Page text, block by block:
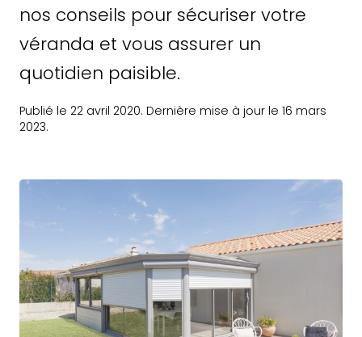
nos conseils pour sécuriser votre
véranda et vous assurer un
quotidien paisible.
Publié le 22 avril 2020. Dernière mise à jour le 16 mars
2023.